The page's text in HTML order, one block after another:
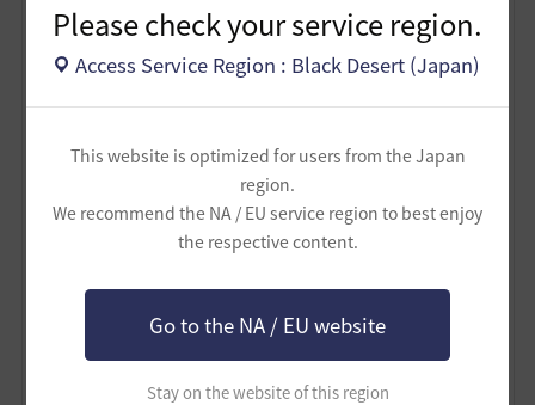
Please check your service region.
Access Service Region : Black Desert (Japan)
This website is optimized for users from the Japan
region.
We recommend the NA / EU service region to best enjoy
the respective content.
Go to the NA / EU website
Stay on the website of this region
（２）アイテム
フローリンの秘伝書＆ジョバン・グローリンの支
援証書
両方とも生活熟練度+100＆生活経験値の獲得量